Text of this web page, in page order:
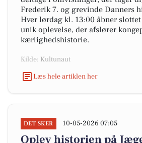
Frederik 7. og grevinde Danners
Hver lørdag kl. 13:00 åbner
unik oplevelse, der afslører
kærlighedshistorie.
Kilde: Kultunaut
Læs hele artiklen her
DET SKER 10-05-2026 07:05
Oplev historien på